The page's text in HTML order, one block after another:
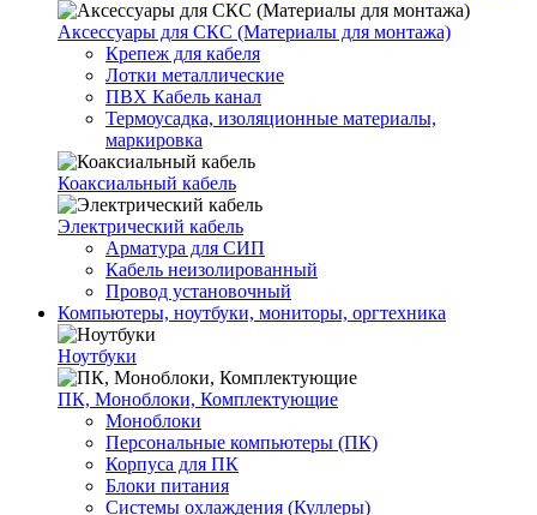
Аксессуары для СКС (Материалы для монтажа)
Крепеж для кабеля
Лотки металлические
ПВХ Кабель канал
Термоусадка, изоляционные материалы,
маркировка
Коаксиальный кабель
Электрический кабель
Арматура для СИП
Кабель неизолированный
Провод установочный
Компьютеры, ноутбуки, мониторы, оргтехника
Ноутбуки
ПК, Моноблоки, Комплектующие
Моноблоки
Персональные компьютеры (ПК)
Корпуса для ПК
Блоки питания
Системы охлаждения (Куллеры)